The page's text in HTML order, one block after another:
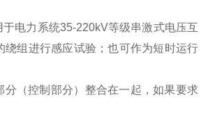
电力系统35-220kV等级串激式电压互
组进行感应试验；也可作为短时运行
（控制部分）整合在一起，如果要求